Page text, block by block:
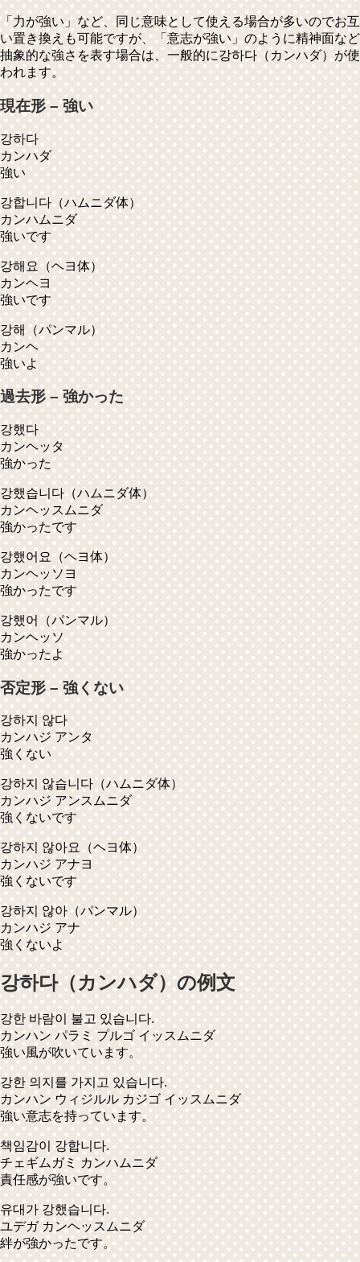
「力が強い」など、同じ意味として使える場合が多いのでお互
い置き換えも可能ですが、「意志が強い」のように精神面など
抽象的な強さを表す場合は、一般的に강하다（カンハダ）が使
われます。
現在形 – 強い
강하다
カンハダ
強い
강합니다（ハムニダ体）
カンハムニダ
強いです
강해요 （ヘヨ体）
カンヘヨ
強いです
강해（パンマル）
カンヘ
強いよ
過去形 – 強かった
강했다
カンヘッタ
強かった
강했습니다（ハムニダ体）
カンヘッスムニダ
強かったです
강했어요（ヘヨ体）
カンヘッソヨ
強かったです
강했어（パンマル）
カンヘッソ
強かったよ
否定形 – 強くない
강하지 않다
カンハジ アンタ
強くない
강하지 않습니다（ハムニダ体）
カンハジ アンスムニダ
強くないです
강하지 않아요（ヘヨ体）
カンハジ アナヨ
強くないです
강하지 않아 （パンマル）
カンハジ アナ
強くないよ
강하다（カンハダ）の例文
강한 바람이 불고 있습니다.
カンハン パラミ プルゴ イッスムニダ
強い風が吹いています。
강한 의지를 가지고 있습니다.
カンハン ウィジルル カジゴ イッスムニダ
強い意志を持っています。
책임감이 강합니다.
チェギムガミ カンハムニダ
責任感が強いです。
유대가 강했습니다.
ユデガ カンヘッスムニダ
絆が強かったです。